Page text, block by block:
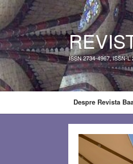
ISSN 2734-4967, ISSN-L
Despre Revista